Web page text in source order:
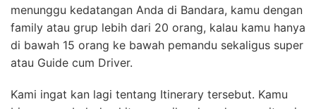
menunggu kedatangan Anda di Bandara, kamu dengan
family atau grup lebih dari 20 orang, kalau kamu hanya
di bawah 15 orang ke bawah pemandu sekaligus super
atau Guide cum Driver.
Kami ingat kan lagi tentang Itinerary tersebut. Kamu